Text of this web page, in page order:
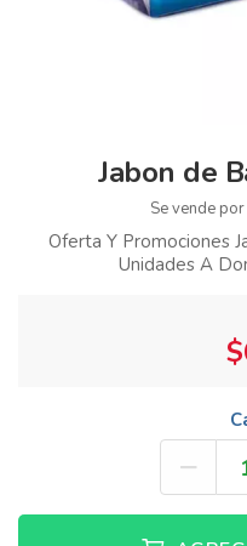
Jabon de
Se vende por
Oferta Y Promociones
Unidades A